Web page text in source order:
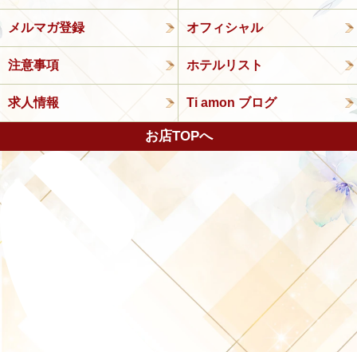
メルマガ登録 オフィシャル
注意事項 ホテルリスト
求人情報 Ti amon ブログ
お店TOPへ